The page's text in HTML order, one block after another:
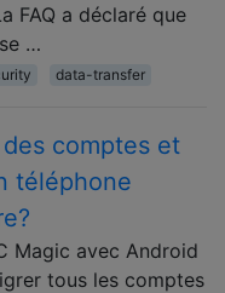
FAQ a déclaré que
…
data-transfer
comptes et
téléphone
Magic avec Android
tous les comptes